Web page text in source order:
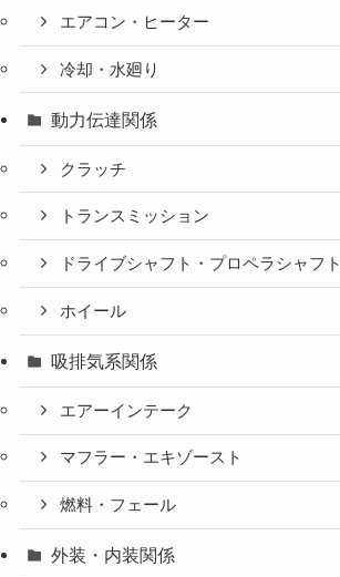
エアコン・ヒーター
冷却・水廻り
動力伝達関係
クラッチ
トランスミッション
ドライブシャフト・プロペラシャフト
ホイール
吸排気系関係
エアーインテーク
マフラー・エキゾースト
燃料・フェール
外装・内装関係